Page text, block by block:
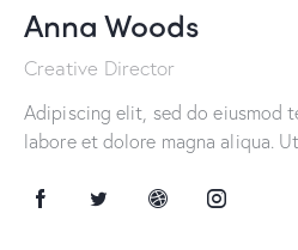
Anna Woods
Creative Director
Adipiscing elit, sed do eiusmod
labore et dolore magna aliqua.